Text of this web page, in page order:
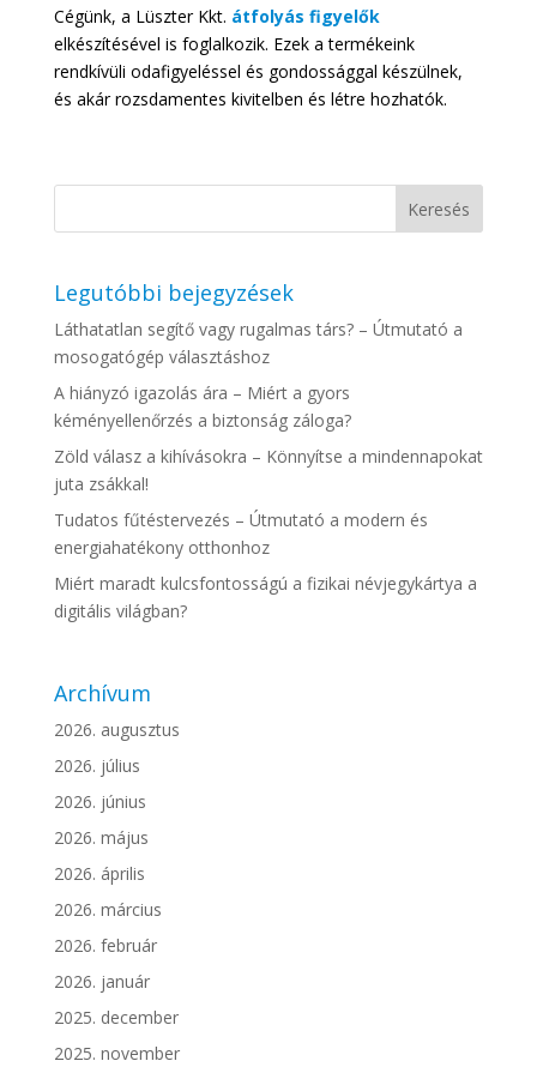
Cégünk, a Lüszter Kkt. átfolyás figyelők
elkészítésével is foglalkozik. Ezek a termékeink
rendkívüli odafigyeléssel és gondossággal készülnek,
és akár rozsdamentes kivitelben és létre hozhatók.
Legutóbbi bejegyzések
Láthatatlan segítő vagy rugalmas társ? – Útmutató a
mosogatógép választáshoz
A hiányzó igazolás ára – Miért a gyors
kéményellenőrzés a biztonság záloga?
Zöld válasz a kihívásokra – Könnyítse a mindennapokat
juta zsákkal!
Tudatos fűtéstervezés – Útmutató a modern és
energiahatékony otthonhoz
Miért maradt kulcsfontosságú a fizikai névjegykártya a
digitális világban?
Archívum
2026. augusztus
2026. július
2026. június
2026. május
2026. április
2026. március
2026. február
2026. január
2025. december
2025. november